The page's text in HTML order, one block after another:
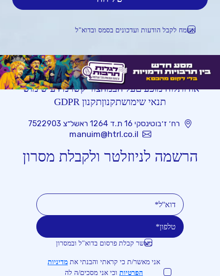
אשמח לקבל הודעות ועדכונים בסמס ובדוא"ל
אודותלוח מופעיםעל הבמהצור קשרמידע שימושי
תנאי שימושתקנוןתקנון GDPR
רח׳ ז׳בוטינסקי 16 ת.ד 1264 ראשל״צ 7522903
manuim@htrl.co.il
הרשמה לניוזלטר ולקבלת מסרון
מאשר קבלת פרסום בדוא"ל ובמסרון
אני מאשר/ת כי קראתי והבנתי את מדיניות
הפרטיות וכי אני מסכים/ה לה